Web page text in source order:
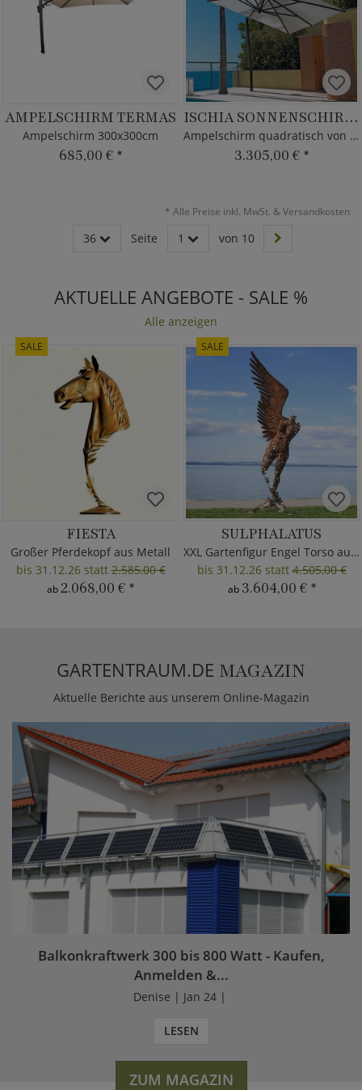
AMPELSCHIRM TERMAS
Ampelschirm 300x300cm
685,00 € *
ISCHIA SONNENSCHIRM GRAPHITE
Ampelschirm quadratisch von Borek - mit Kurbel
3.305,00 € *
* Alle Preise inkl. MwSt. & Versandkosten
36 Seite 1 von 10
AKTUELLE ANGEBOTE - SALE %
Alle anzeigen
SALE
FIESTA
Großer Pferdekopf aus Metall
bis 31.12.26 statt2.585,00 €
ab2.068,00 € *
SALE
SULPHALATUS
XXL Gartenfigur Engel Torso aus Metall
bis 31.12.26 statt4.505,00 €
ab 3.604,00 € *
GARTENTRAUM.DE MAGAZIN
Aktuelle Berichte aus unserem Online-Magazin
Balkonkraftwerk 300 bis 800 Watt - Kaufen,
Anmelden &...
Denise | Jan 24 |
LESEN
ZUM MAGAZIN